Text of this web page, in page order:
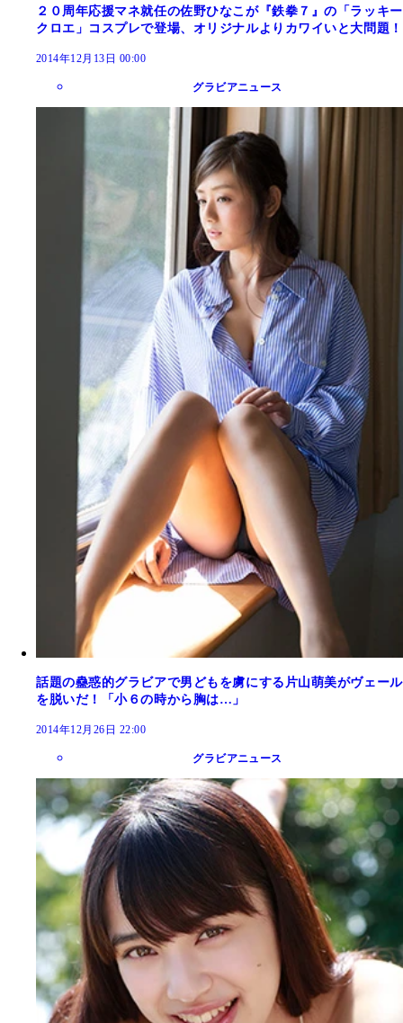
２０周年応援マネ就任の佐野ひなこが『鉄拳７』の「ラッキー
クロエ」コスプレで登場、オリジナルよりカワイいと大問題！
2014年12月13日 00:00
グラビアニュース
話題の蠱惑的グラビアで男どもを虜にする片山萌美がヴェール
を脱いだ！「小６の時から胸は…」
2014年12月26日 22:00
グラビアニュース